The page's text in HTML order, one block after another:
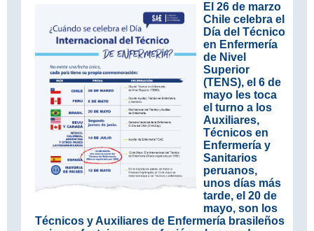
El 26 de marzo
Chile celebra el
Día del Técnico
en Enfermería
de Nivel
Superior
(TENS), el 6 de
mayo les toca
el turno a los
Auxiliares,
Técnicos en
Enfermería y
Sanitarios
peruanos,
unos días más
tarde, el 20 de
mayo, son los
Técnicos y Auxiliares de Enfermería brasileños